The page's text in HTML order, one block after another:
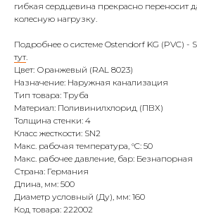
гибкая сердцевина прекрасно переносит
колесную нагрузку.
Подробнее о системе Ostendorf KG (PVC) -
тут.
Цвет: Оранжевый (RAL 8023)
Назначение: Наружная канализация
Тип товара: Труба
Материал: Поливинилхлорид (ПВХ)
Толщина стенки: 4
Класс жесткости: SN2
Макс. рабочая температура, °C: 50
Макс. рабочее давление, бар: Безнапорная
Страна: Германия
Длина, мм: 500
Диаметр условный (Ду), мм: 160
Код товара: 222002